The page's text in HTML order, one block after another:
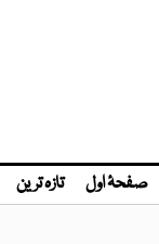
صفحۂ اول تازہ ترین